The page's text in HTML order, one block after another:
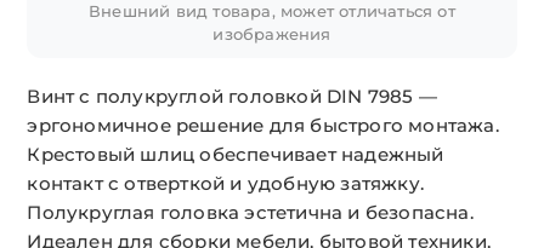
Внешний вид товара, может отличаться от
изображения
Винт с полукруглой головкой DIN 7985 —
эргономичное решение для быстрого монтажа.
Крестовый шлиц обеспечивает надежный
контакт с отверткой и удобную затяжку.
Полукруглая головка эстетична и безопасна.
Идеален для сборки мебели, бытовой техники,